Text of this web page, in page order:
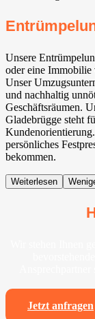
Unsere
oder eine
Unser
und nachhaltig
Geschäftsräumen.
Gladebrügge steht
persönliches
bekommen.
Weiterlesen
Jetzt anfragen